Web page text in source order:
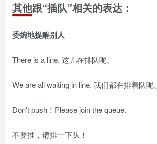
其他跟“插队”相关的表达：
委婉地提醒别人
There is a line. 这儿在排队呢。
We are all waiting in line. 我们都在排着队呢。
Don't push！Please join the queue.
不要推，请排一下队！